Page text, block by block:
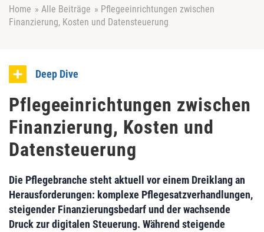
Home » Alle Beiträge » Pflegeeinrichtungen zwischen
Finanzierung, Kosten und Datensteuerung
Deep Dive
Pflegeeinrichtungen zwischen
Finanzierung, Kosten und
Datensteuerung
Die Pflegebranche steht aktuell vor einem Dreiklang an
Herausforderungen: komplexe Pflegesatzverhandlungen,
steigender Finanzierungsbedarf und der wachsende
Druck zur digitalen Steuerung. Während steigende